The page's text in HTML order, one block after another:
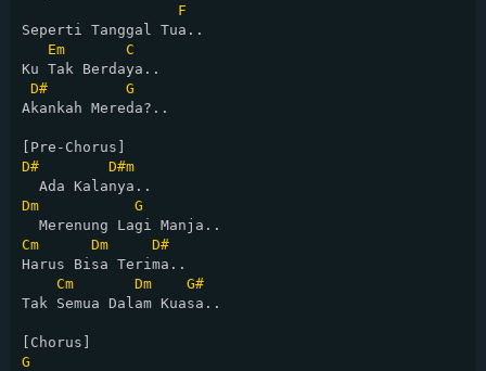
F
Seperti Tanggal Tua..
Em
C
Ku Tak Berdaya..
D#
G
Akankah Mereda?..
D#
D#m
Dm
G
Cm
Dm
D#
Harus Bisa Terima..
Cm
Dm
G#
Tak Semua Dalam Kuasa..
G